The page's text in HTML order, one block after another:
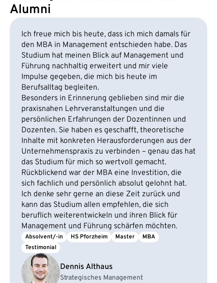
Alumni
Ich freue mich bis heute, dass ich mich damals für
den MBA in Management entschieden habe. Das
Studium hat meinen Blick auf Management und
Führung nachhaltig erweitert und mir viele
Impulse gegeben, die mich bis heute im
Berufsalltag begleiten.
Besonders in Erinnerung geblieben sind mir die
praxisnahen Lehrveranstaltungen und die
persönlichen Erfahrungen der Dozentinnen und
Dozenten. Sie haben es geschafft, theoretische
Inhalte mit konkreten Herausforderungen aus der
Unternehmenspraxis zu verbinden – genau das hat
das Studium für mich so wertvoll gemacht.
Rückblickend war der MBA eine Investition, die
sich fachlich und persönlich absolut gelohnt hat.
Ich denke sehr gerne an diese Zeit zurück und
kann das Studium allen empfehlen, die sich
beruflich weiterentwickeln und ihren Blick für
Management und Führung schärfen möchten.
Absolvent/-in HS Pforzheim Master
MBA
Testimonial
Dennis Althaus
Strategisches Management